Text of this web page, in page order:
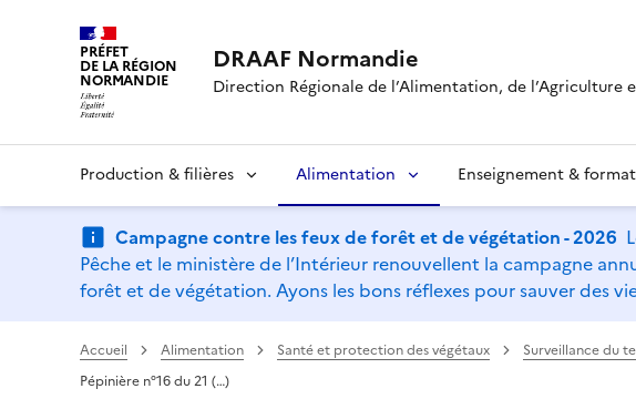
PRÉFET
DE LA RÉGION
NORMANDIE
DRAAF Normandie
Direction Régionale de l’Alimentation, de l’Agriculture
Production & filières Alimentation Enseignement &
Campagne contre les feux de forêt et de végétation - 2026
Pêche et le ministère de l’Intérieur renouvellent la campagne
forêt et de végétation. Ayons les bons réflexes pour sauver des
Accueil Alimentation Santé et protection des végétaux Surveillance du
Pépinière n°16 du 21 (…)